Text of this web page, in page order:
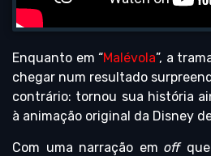
Enquanto em “Malévola”, a
chegar num resultado
contrário: tornou sua história
à animação original da Disney
Com uma narração em offque